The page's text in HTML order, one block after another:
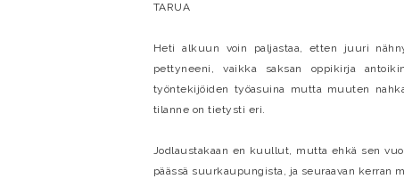
TARUA
Heti alkuun voin paljastaa, etten juuri
pettyneeni, vaikka saksan oppikirja
työntekijöiden työasuina mutta muuten
tilanne on tietysti eri.
Jodlaustakaan en kuullut, mutta ehkä sen
päässä suurkaupungista, ja seuraavan kerran